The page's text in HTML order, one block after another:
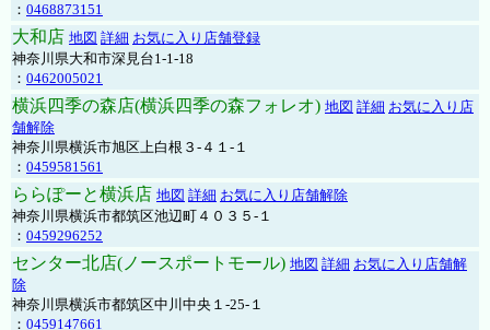
： 0468873151
大和店 地図 詳細 お気に入り店舗登録
神奈川県大和市深見台1-1-18
： 0462005021
横浜四季の森店(横浜四季の森フォレオ) 地図 詳細 お気に入り店
舗解除
神奈川県横浜市旭区上白根３-４１-１
： 0459581561
ららぽーと横浜店 地図 詳細 お気に入り店舗解除
神奈川県横浜市都筑区池辺町４０３５-１
： 0459296252
センター北店(ノースポートモール) 地図 詳細 お気に入り店舗解
除
神奈川県横浜市都筑区中川中央１-25-１
： 0459147661